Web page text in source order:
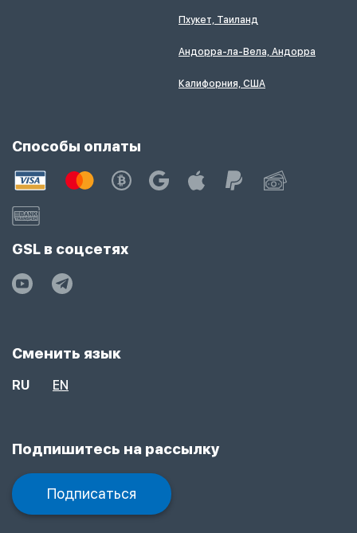
Пхукет, Таиланд
Андорра-ла-Вела, Андорра
Калифорния, США
Способы оплаты
GSL в соцсетях
Сменить язык
RU EN
Подпишитесь на рассылку
Подписаться